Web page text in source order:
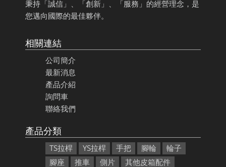
秉持「誠信」、「創新」、「服務」的經營理念，是
您邁向國際的最佳夥伴。
相關連結
公司簡介
最新消息
產品介紹
詢問車
聯絡我們
產品分類
TS拉桿 YS拉桿 手把 腳輪
輪子
腳座
推車 側片 其他皮箱配件